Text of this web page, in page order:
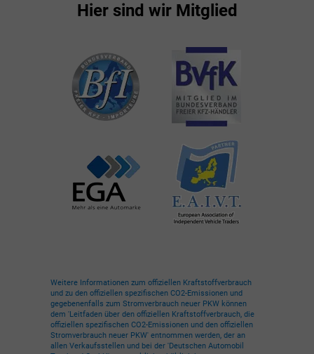
Hier sind wir Mitglied
Weitere Informationen zum offiziellen Kraftstoffverbrauch
und zu den offiziellen spezifischen CO2-Emissionen und
gegebenenfalls zum Stromverbrauch neuer PKW können
dem 'Leitfaden über den offiziellen Kraftstoffverbrauch, die
offiziellen spezifischen CO2-Emissionen und den offiziellen
Stromverbrauch neuer PKW' entnommen werden, der an
allen Verkaufsstellen und bei der 'Deutschen Automobil